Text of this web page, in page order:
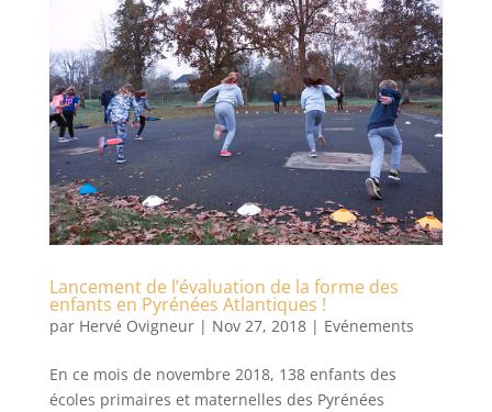
Lancement de l’évaluation de la forme des
enfants en Pyrénées Atlantiques !
par Hervé Ovigneur| Nov 27, 2018| Evénements
En ce mois de novembre 2018, 138 enfants des
écoles primaires et maternelles des Pyrénées